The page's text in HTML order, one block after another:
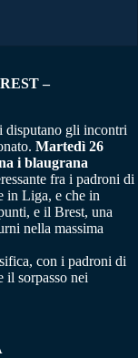
–
disputano gli incontri
Martedì 26
i blaugrana
fra i padroni di
in Liga, e che in
e il Brest, una
nella massima
con i padroni di
il sorpasso nei